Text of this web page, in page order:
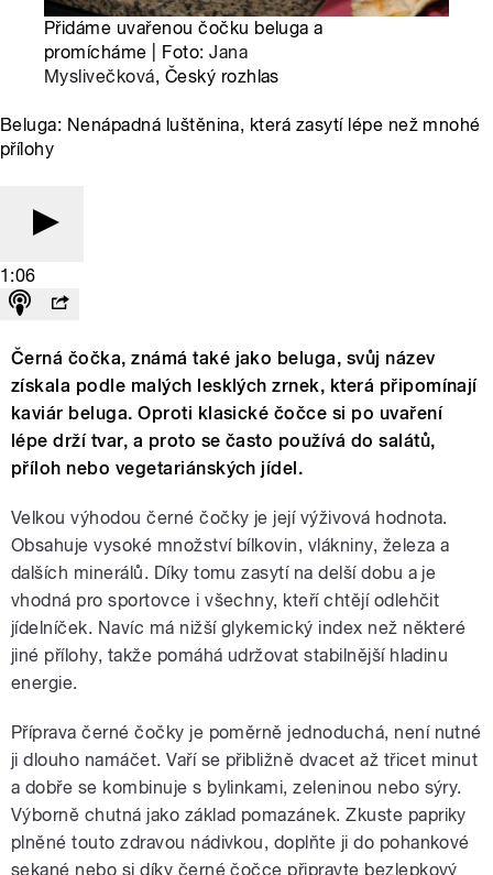
Přidáme uvařenou čočku beluga a
promícháme | Foto:Jana
Myslivečková, Český rozhlas
Beluga: Nenápadná luštěnina, která zasytí lépe než mnohé
přílohy
1:06
Černá čočka, známá také jako beluga, svůj název
získala podle malých lesklých zrnek, která připomínají
kaviár beluga. Oproti klasické čočce si po uvaření
lépe drží tvar, a proto se často používá do salátů,
příloh nebo vegetariánských jídel.
Velkou výhodou černé čočky je její výživová hodnota.
Obsahuje vysoké množství bílkovin, vlákniny, železa a
dalších minerálů. Díky tomu zasytí na delší dobu a je
vhodná pro sportovce i všechny, kteří chtějí odlehčit
jídelníček. Navíc má nižší glykemický index než některé
jiné přílohy, takže pomáhá udržovat stabilnější hladinu
energie.
Příprava černé čočky je poměrně jednoduchá, není nutné
ji dlouho namáčet. Vaří se přibližně dvacet až třicet minut
a dobře se kombinuje s bylinkami, zeleninou nebo sýry.
Výborně chutná jako základ pomazánek. Zkuste papriky
plněné touto zdravou nádivkou, doplňte ji do pohankové
sekané nebo si díky černé čočce připravte bezlepkový